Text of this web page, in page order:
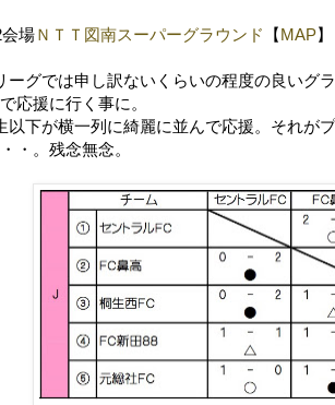
場ＮＴＴ図南スーパーグラウンド 【MAP】
ーグでは申し訳ないくらいの程度の良いグ
応援に行く事に。
以下が横一列に綺麗に並んで応援。それが
・。残念無念。